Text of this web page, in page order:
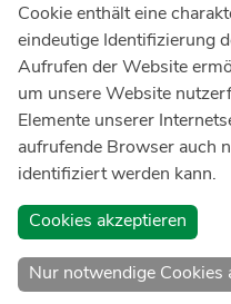
Notfallzentrum Bonn
Kindernotfallzentrum Bonn
UKB-Telefonzentrale
+49 228287 0
Spenden Sie online an
Cookie enthält eine
eindeutige Identifizierung
Aufrufen der Website
um unsere Website
Elemente unserer
aufrufende Browser auch
identifiziert werden kann.
Cookies akzeptieren
Nur notwendige Cookies